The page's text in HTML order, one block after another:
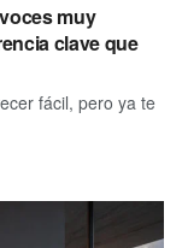
muy
clave que
fácil, pero ya te